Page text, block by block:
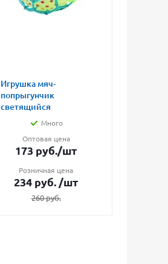
Игрушка мяч-
попрыгунчик
светящийся
Много
Оптовая цена
173 руб./шт
Розничная цена
234 руб. /шт
260руб.